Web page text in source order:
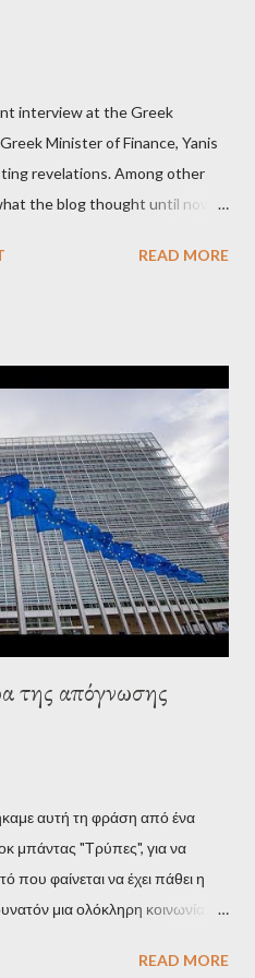
interview at the Greek
Minister of Finance, Yanis
revelations. Among other
the blog thought until now
directly to political
he had no idea what Soros
also writes in his book
Europe's Deep
been falsely portrayed by the
anti-Semitic Right as Soros’s
to the Greek prime
a perverse vindication. ‘ Fire...
READ MORE
της απόγνωσης
αυτή τη φράση από ένα
μπάντας "Τρύπες", για να
που φαίνεται να έχει πάθει η
μια ολόκληρη κοινωνία να
και της
READ MORE